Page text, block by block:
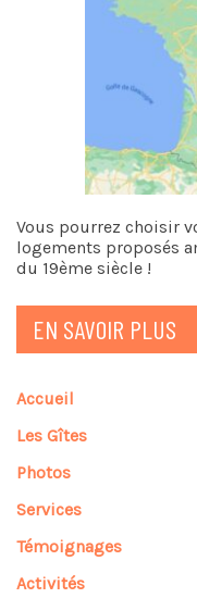
Vous pourrez choisir
logements proposés
du 19ème siècle !
EN SAVOIR PLUS
Accueil
Les Gîtes
Photos
Services
Témoignages
Activités